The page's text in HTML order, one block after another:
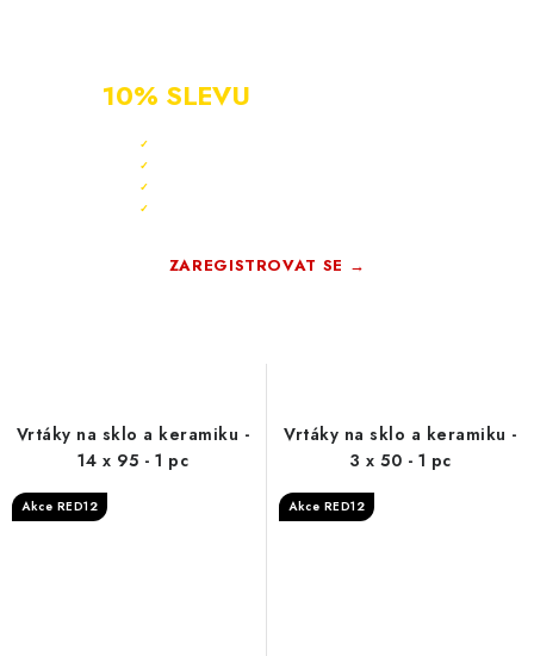
10% SLEVU
✓
✓
✓
✓
ZAREGISTROVAT SE →
Vrtáky na sklo a keramiku -
14 x 95 - 1 pc
Akce RED12
Vrtáky na sklo a keramiku -
3 x 50 - 1 pc
Akce RED12